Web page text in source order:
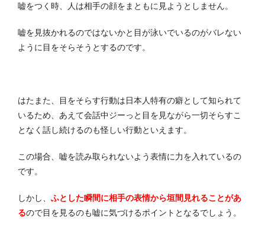
嘘をつく時、人は相手の顔をまともに見ようとしません。
嘘を見抜かれるのではないかと目が泳いでいるのがバレない
ように目をそらそうとするのです。
はたまた、目をそらす行動は日本人特有の癖として知られて
いるため、あえて会話中ジーっと目を見ながら一切そらすこ
となく話し続けるのも怪しい行動といえます。
この場合、嘘を読み取られないよう表情に力を入れているの
です。
しかし、 ふとした瞬間に相手の表情から垣間見れることがあ
るので目を見るのも嘘に気づけるポイントとなるでしょう。